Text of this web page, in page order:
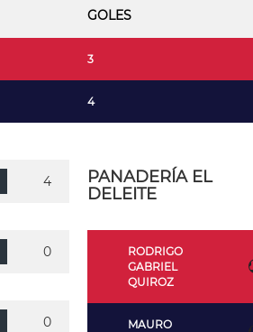
GOLES
3
4
PANADERÍA EL
DELEITE
RODRIGO
GABRIEL
QUIROZ
MAURO
4
0
0